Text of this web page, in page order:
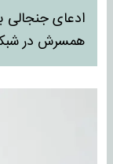
ادعای جنجالی
همسرش در